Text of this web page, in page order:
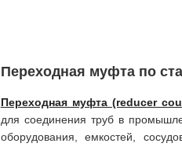
Переходная муфта по
Переходная муфта (reducer
для соединения труб в
оборудования, емкостей,